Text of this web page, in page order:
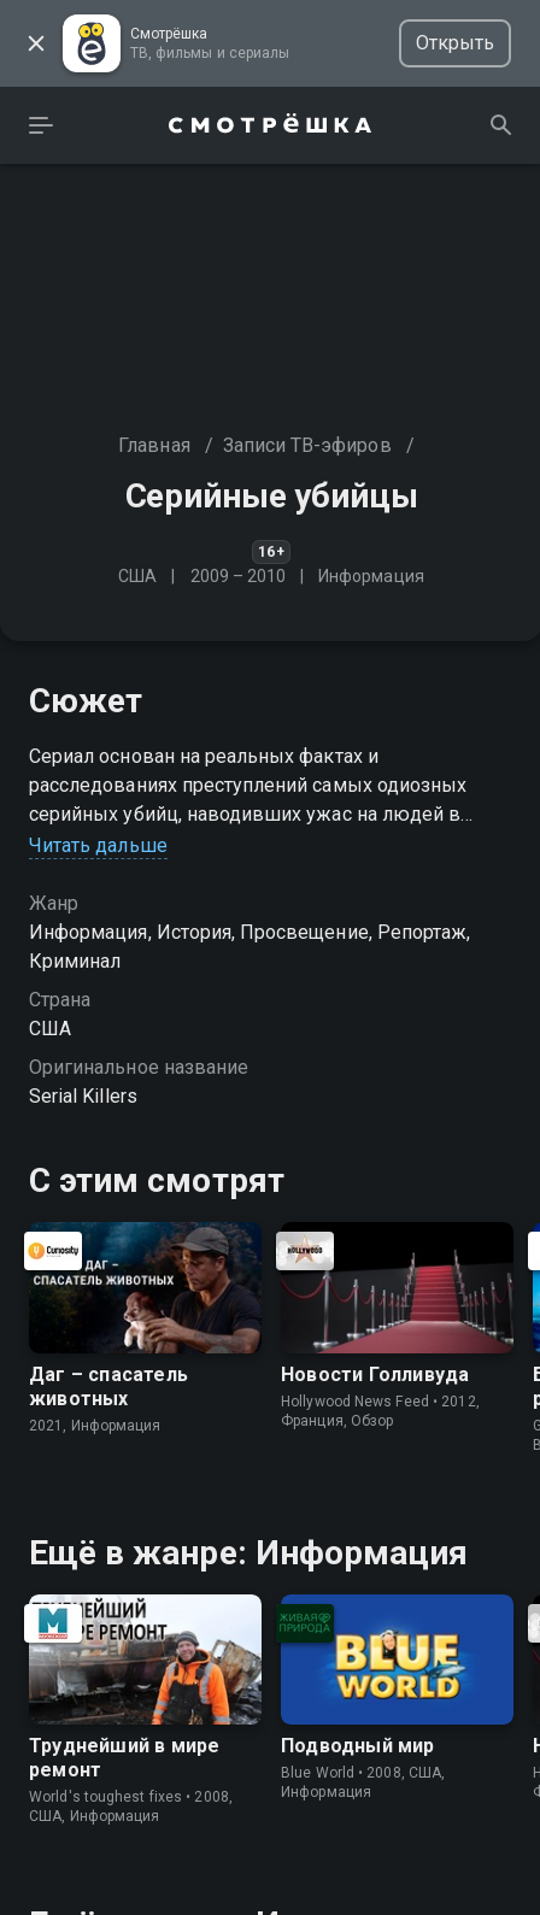
Смотрёшка
ТВ, фильмы и сериалы
Открыть
Главная / Записи ТВ-эфиров /
Серийные убийцы
16+
США 2009 – 2010 Информация
Сюжет
Сериал основан на реальных фактах и
расследованиях преступлений самых одиозных
серийных убийц, наводивших ужас на людей в
течение многих лет. В передаче используются
архивные записи
Читать дальше
Жанр
Информация, История, Просвещение, Репортаж,
Криминал
Страна
США
Оригинальное название
Serial Killers
С этим смотрят
Даг – спасатель
животных
2021, Информация
Новости Голливуда
Hollywood News Feed • 2012,
Франция, Обзор
Ещё в жанре: Информация
Труднейший в мире
ремонт
World's toughest fixes • 2008,
США, Информация
Подводный мир
Blue World • 2008, США,
Информация